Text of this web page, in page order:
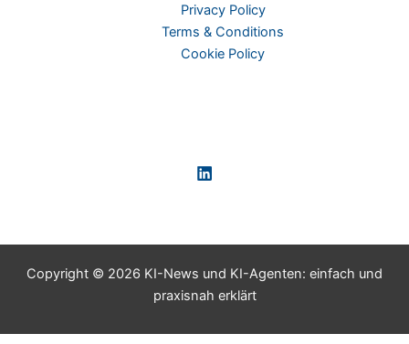
Privacy Policy
Terms & Conditions
Cookie Policy
Copyright © 2026 KI-News und KI-Agenten: einfach und
praxisnah erklärt